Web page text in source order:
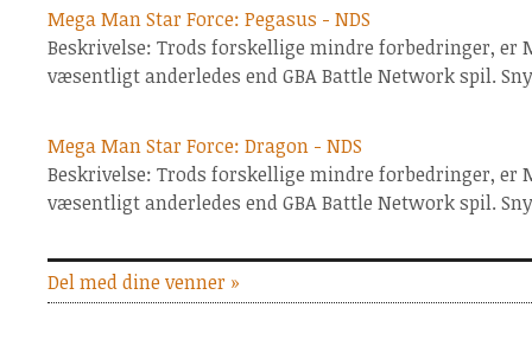
Mega Man Star Force: Pegasus - NDS
Beskrivelse: Trods forskellige mindre forbedringer, er
væsentligt anderledes end GBA Battle Network spil.
Mega Man Star Force: Dragon - NDS
Beskrivelse: Trods forskellige mindre forbedringer, er
væsentligt anderledes end GBA Battle Network spil.
Del med dine venner »